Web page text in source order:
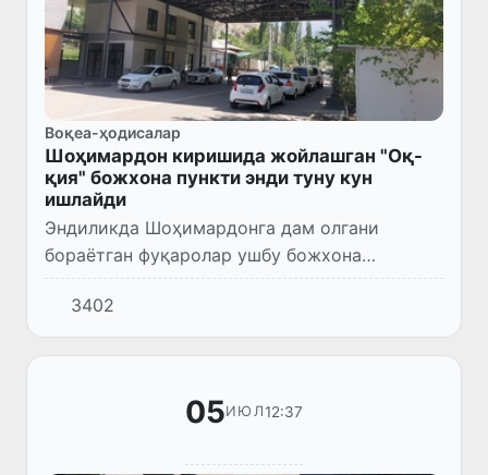
Воқеа-ҳодисалар
Шоҳимардон киришида жойлашган "Оқ-
қия" божхона пункти энди туну кун
ишлайди
Эндиликда Шоҳимардонга дам олгани
бораётган фуқаролар ушбу божхона
объектлари орқали исталган вақтда
ҳаракатланиш имкониятига эга бўлдилар.
3402
05ИЮЛ12:37